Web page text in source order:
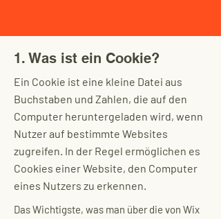
1. Was ist ein Cookie?
Ein Cookie ist eine kleine Datei aus
Buchstaben und Zahlen, die auf den
Computer heruntergeladen wird, wenn
Nutzer auf bestimmte Websites
zugreifen. In der Regel ermöglichen es
Cookies einer Website, den Computer
eines Nutzers zu erkennen.
Das Wichtigste, was man über die von Wix